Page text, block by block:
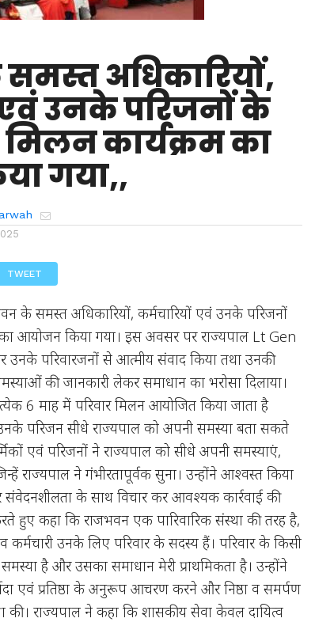
अधिकारियों,
एवं उनके परिजनों के
मिलन कार्यक्रम का
गया,,
TWEET
के समस्त अधिकारियों, कर्मचारियों एवं उनके परिजनों
का आयोजन किया गया। इस अवसर पर राज्यपाल Lt Gen
परिवारजनों से आत्मीय संवाद किया तथा उनकी
की जानकारी लेकर समाधान का भरोसा दिलाया।
6 माह में परिवार मिलन आयोजित किया जाता है
परिजन सीधे राज्यपाल को अपनी समस्या बता सकते
एवं परिजनों ने राज्यपाल को सीधे अपनी समस्याएं,
राज्यपाल ने गंभीरतापूर्वक सुना। उन्होंने आश्वस्त किया
के साथ विचार कर आवश्यक कार्रवाई की
हुए कहा कि राजभवन एक पारिवारिक संस्था की तरह है,
कर्मचारी उनके लिए परिवार के सदस्य हैं। परिवार के किसी
है और उसका समाधान मेरी प्राथमिकता है। उन्होंने
एवं प्रतिष्ठा के अनुरूप आचरण करने और निष्ठा व समर्पण
की। राज्यपाल ने कहा कि शासकीय सेवा केवल दायित्व